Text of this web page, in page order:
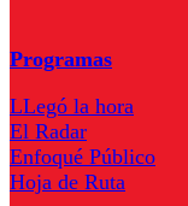
Programas
LLegó la hora
El Radar
Enfoqué Público
Hoja de Ruta